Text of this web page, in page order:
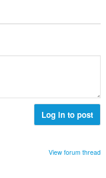
Log in to post
View forum thread